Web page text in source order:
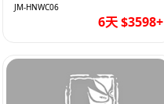
優質6天
JM-HNWC06
6天 $3598+